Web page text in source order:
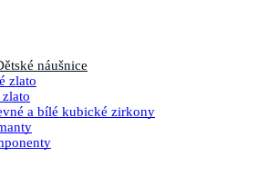
náušnice
zlato
a bílé kubické zirkony